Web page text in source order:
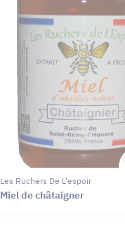
Les Ruchers De L'espoir
Miel de châtaigner